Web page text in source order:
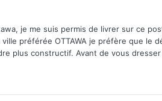
je me suis permis de livrer sur ce
préférée OTTAWA je préfère que le
plus constructif. Avant de vous